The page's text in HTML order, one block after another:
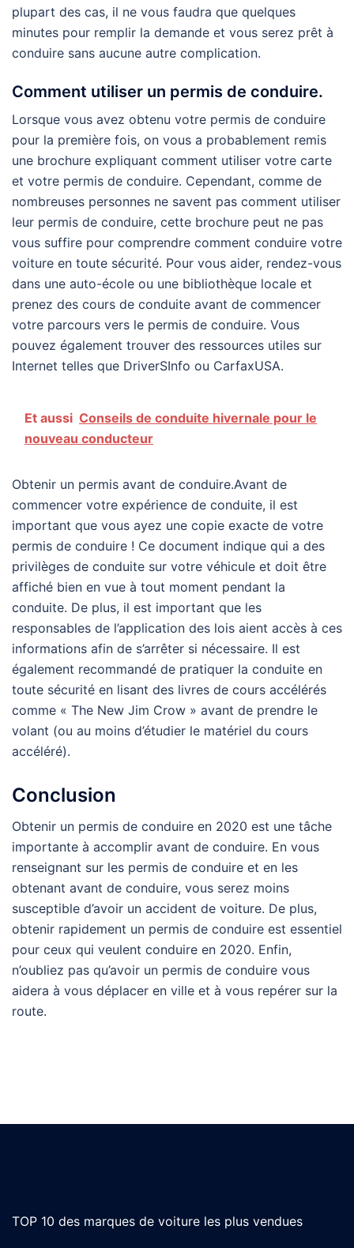
plupart des cas, il ne vous faudra que quelques
minutes pour remplir la demande et vous serez prêt à
conduire sans aucune autre complication.
Comment utiliser un permis de conduire.
Lorsque vous avez obtenu votre permis de conduire
pour la première fois, on vous a probablement remis
une brochure expliquant comment utiliser votre carte
et votre permis de conduire. Cependant, comme de
nombreuses personnes ne savent pas comment utiliser
leur permis de conduire, cette brochure peut ne pas
vous suffire pour comprendre comment conduire votre
voiture en toute sécurité. Pour vous aider, rendez-vous
dans une auto-école ou une bibliothèque locale et
prenez des cours de conduite avant de commencer
votre parcours vers le permis de conduire. Vous
pouvez également trouver des ressources utiles sur
Internet telles que DriverSInfo ou CarfaxUSA.
Et aussi Conseils de conduite hivernale pour le
nouveau conducteur
Obtenir un permis avant de conduire.Avant de
commencer votre expérience de conduite, il est
important que vous ayez une copie exacte de votre
permis de conduire ! Ce document indique qui a des
privilèges de conduite sur votre véhicule et doit être
affiché bien en vue à tout moment pendant la
conduite. De plus, il est important que les
responsables de l’application des lois aient accès à ces
informations afin de s’arrêter si nécessaire. Il est
également recommandé de pratiquer la conduite en
toute sécurité en lisant des livres de cours accélérés
comme « The New Jim Crow » avant de prendre le
volant (ou au moins d’étudier le matériel du cours
accéléré).
Conclusion
Obtenir un permis de conduire en 2020 est une tâche
importante à accomplir avant de conduire. En vous
renseignant sur les permis de conduire et en les
obtenant avant de conduire, vous serez moins
susceptible d’avoir un accident de voiture. De plus,
obtenir rapidement un permis de conduire est essentiel
pour ceux qui veulent conduire en 2020. Enfin,
n’oubliez pas qu’avoir un permis de conduire vous
aidera à vous déplacer en ville et à vous repérer sur la
route.
TOP 10 des marques de voiture les plus vendues